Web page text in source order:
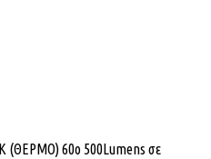
(ΘΕΡΜΟ) 60ο 500Lumens σε